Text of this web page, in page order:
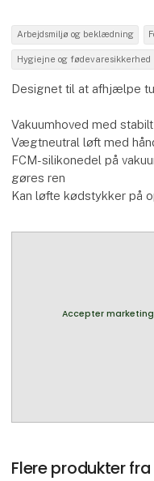
Arbejdsmiljø og beklædning
Hygiejne og fødevaresikkerhed
Designet til at afhjælpe
Vakuumhoved med
Vægtneutral løft med
FCM-silikonedel på
gøres ren
Kan løfte kødstykker på
Accepter
Flere produkter